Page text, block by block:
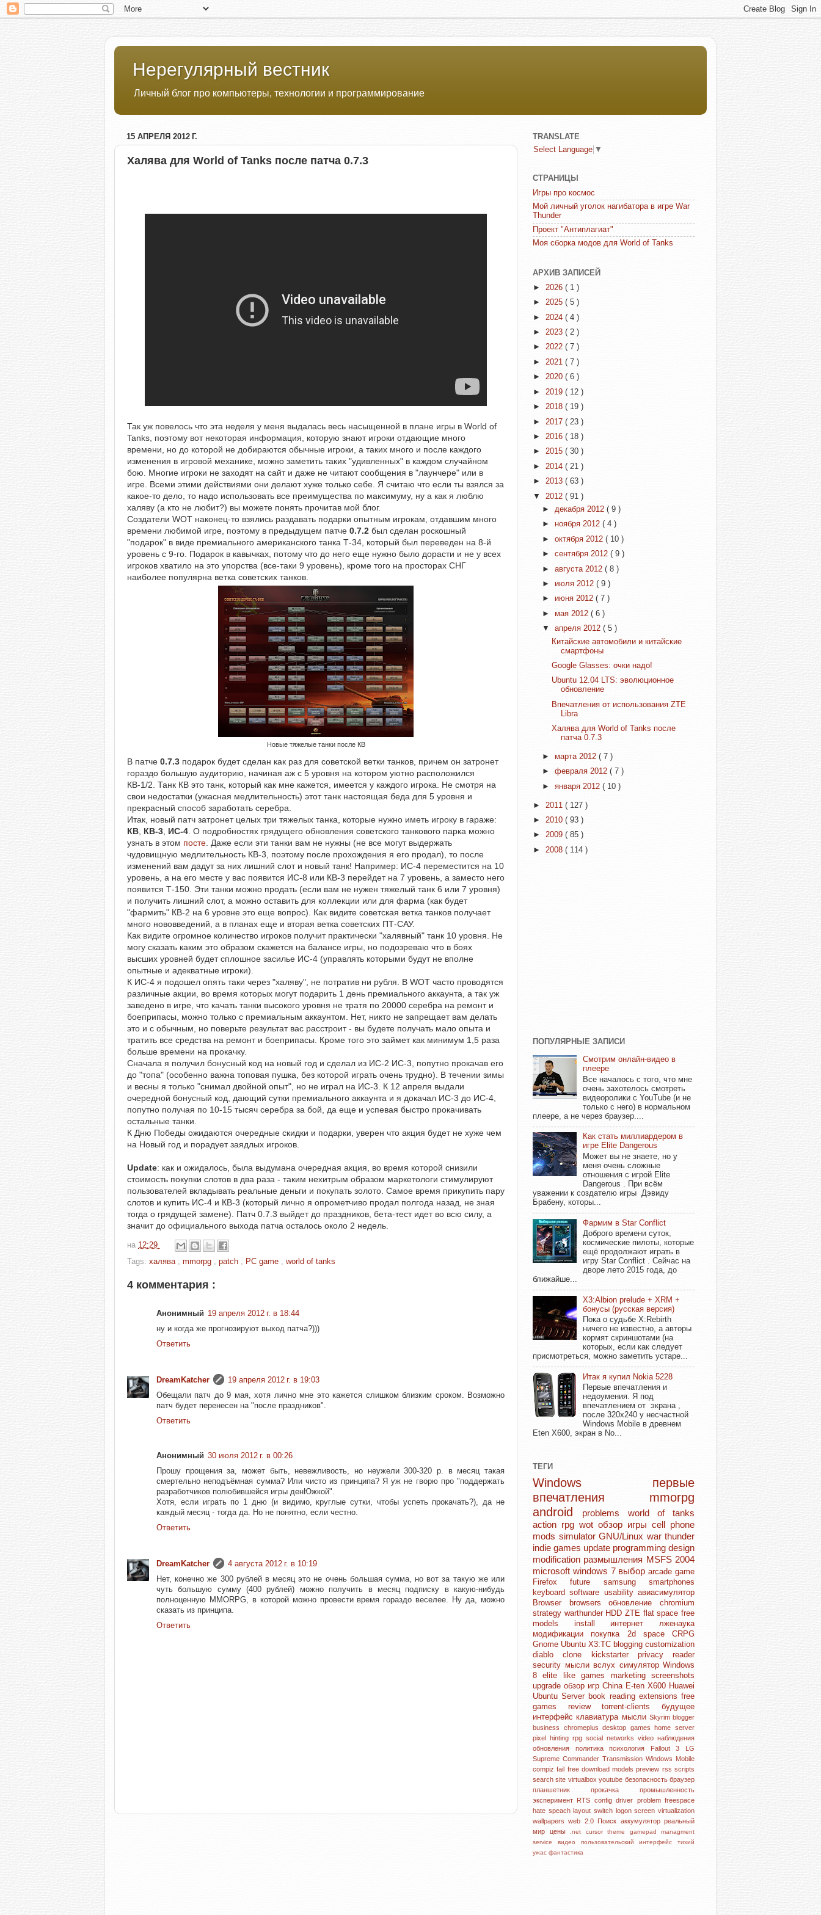
Нерегулярный вестник
Личный блог про компьютеры, технологии и программирование
15 АПРЕЛЯ 2012 Г.
Халява для World of Tanks после патча 0.7.3
Так уж повелось что эта неделя у меня выдалась весь насыщенной в плане игры в World of
Tanks, поэтому вот некоторая информация, которую знают игроки отдающие много
времени, но до которой не добираются обычные игроки, а таких много и после каждого
изменения в игровой механике, можно заметить таких "удивленных" в каждом случайном
бою. Многие игроки не заходят на сайт и даже не читают сообщения в "лаунчере" или в
игре. Всеми этими действиями они делают хуже только себе. Я считаю что если ты взялся за
какое-то дело, то надо использовать все преимущества по максимуму, ну а как я люблю
халяву (а кто не любит?) вы можете понять прочитав мой блог.
Создатели WOT наконец-то взялись раздавать подарки опытным игрокам, отдавшим много
времени любимой игре, поэтому в предыдущем патче 0.7.2 был сделан роскошный
"подарок" в виде премиального американского танка Т-34, который был переведен на 8-й
уровень с 9-го. Подарок в кавычках, потому что до него еще нужно было дорасти и не у всех
игроков хватило на это упорства (все-таки 9 уровень), кроме того на просторах СНГ
наиболее популярна ветка советских танков.
Новые тяжелые танки после КВ
В патче 0.7.3 подарок будет сделан как раз для советской ветки танков, причем он затронет
гораздо большую аудиторию, начиная аж с 5 уровня на котором уютно расположился
КВ-1/2. Танк КВ это танк, который как мне кажется, имеется у каждого игрока. Не смотря на
свои недостатки (ужасная медлительность) этот танк настоящая беда для 5 уровня и
прекрасный способ заработать серебра.
Итак, новый патч затронет целых три тяжелых танка, которые нужно иметь игроку в гараже:
КВ КВ-3 ИС-4 . О подробностях грядущего обновления советского танкового парка можно
узнать в этом посте . Даже если эти танки вам не нужны (не все могут выдержать
чудовищную медлительность КВ-3, поэтому после прохождения я его продал), то после
изменений вам дадут за них лишний слот и новый танк! Например: ИС-4 переместится на 10
уровень, а на его месте у вас появится ИС-8 или КВ-3 перейдет на 7 уровень, а заместо него
появится Т-150. Эти танки можно продать (если вам не нужен тяжелый танк 6 или 7 уровня)
и получить лишний слот, а можно оставить для коллекции или для фарма (как будет
"фармить" КВ-2 на 6 уровне это еще вопрос). Как видите советская ветка танков получает
много нововведений, а в планах еще и вторая ветка советских ПТ-САУ.
Как видите огромное количество игроков получит практически "халявный" танк 10 уровня. Не
могу сказать каким это образом скажется на балансе игры, но подозреваю что в боях
высших уровней будет сплошное засилье ИС-4 (управлять которыми будут не вполне
опытные и адекватные игроки).
К ИС-4 я подошел опять таки через "халяву", не потратив ни рубля. В WOT часто проводятся
различные акции, во время которых могут подарить 1 день премиального аккаунта, а так уж
заведено в игре, что качать танки высокого уровня не тратя по 20000 серебра на ремонт и
боеприпасы, можно только с премиальным аккаунтом. Нет, никто не запрещает вам делать
это и с обычным, но поверьте результат вас расстроит - вы будете получать мало опыта и
тратить все средства на ремонт и боеприпасы. Кроме того это займет как минимум 1,5 раза
больше времени на прокачку.
Сначала я получил бонусный код на новый год и сделал из ИС-2 ИС-3, попутно прокачав его
до "топа" (особенно важна топовая пушка, без которой играть очень трудно). В течении зимы
и весны я только "снимал двойной опыт", но не играл на ИС-3. К 12 апреля выдали
очередной бонусный код, дающий сутки премиального аккаунта и я докачал ИС-3 до ИС-4,
попутно получая по 10-15 тысяч серебра за бой, да еще и успевая быстро прокачивать
остальные танки.
К Дню Победы ожидаются очередные скидки и подарки, уверен что акция будет не хуже чем
на Новый год и порадует заядлых игроков.
Update: как и ожидалось, была выдумана очередная акция, во время которой снизили
стоимость покупки слотов в два раза - таким нехитрым образом маркетологи стимулируют
пользователей вкладывать реальные деньги и покупать золото. Самое время прикупить пару
слотов и купить ИС-4 и КВ-3 (который лично я опрометчиво продал полгода назад, не зная
тогда о грядущей замене). Патч 0.7.3 выйдет до праздников, бета-тест идет во всю силу, а
значит до официального выхода патча осталось около 2 недель.
на 12:29
Tags: халява mmorpg patch PC game world of tanks
4 комментария :
Анонимный 19 апреля 2012 г. в 18:44
ну и когда же прогнозируют выход патча?)))
Ответить
DreamKatcher
19 апреля 2012 г. в 19:03
Обещали патч до 9 мая, хотя лично мне это кажется слишком близким сроком. Возможно
патч будет перенесен на "после праздников".
Ответить
Анонимный 30 июля 2012 г. в 00:26
Прошу прощения за, может быть, невежливость, но неужели 300-320 р. в месяц такая
смертельно неподъёмная сумма? Или чисто из принципа? Я уж не гворю про "поддержать
разработчиков полюбившейся игры денЮжкой".
Хотя, если играть по 1 дню (и видимо, круглые сутки, чтобы успеть прокачать?), да не
каждый месяц - тогда да. Но не понятно, если честно.
Ответить
DreamKatcher
4 августа 2012 г. в 10:19
Нет, конечно же 300 рублей в месяц это не очень большая сумма, но вот за такую же или
чуть большую сумму (400 рублей) можно получить в месяц подписку в какую-нибудь
полноценную MMORPG, в которой можно провести время гораздо веселее. Ну да, можно
сказать из принципа.
Ответить
TRANSLATE
Select Language ▼
СТРАНИЦЫ
Игры про космос
Мой личный уголок нагибатора в игре War
Thunder
Проект "Антиплагиат"
Моя сборка модов для World of Tanks
АРХИВ ЗАПИСЕЙ
► 2026 ( 1 )
► 2025 ( 5 )
► 2024 ( 4 )
► 2023 ( 2 )
► 2022 ( 7 )
► 2021 ( 7 )
► 2020 ( 6 )
► 2019 ( 12 )
► 2018 ( 19 )
► 2017 ( 23 )
► 2016 ( 18 )
► 2015 ( 30 )
► 2014 ( 21 )
► 2013 ( 63 )
▼ 2012 ( 91 )
►декабря 2012( 9 )
►ноября 2012( 4 )
►октября 2012( 10 )
►сентября 2012( 9 )
►августа 2012( 8 )
►июля 2012( 9 )
►июня 2012( 7 )
►мая 2012( 6 )
▼апреля 2012( 5 )
Китайские автомобили и китайские
смартфоны
Google Glasses: очки надо!
Ubuntu 12.04 LTS: эволюционное
обновление
Впечатления от использования ZTE
Libra
Халява для World of Tanks после
патча 0.7.3
►марта 2012( 7 )
►февраля 2012( 7 )
►января 2012( 10 )
► 2011 ( 127 )
► 2010 ( 93 )
► 2009 ( 85 )
► 2008 ( 114 )
ПОПУЛЯРНЫЕ ЗАПИСИ
Смотрим онлайн-видео в
плеере
Все началось с того, что мне
очень захотелось смотреть
видеоролики с YouTube (и не
только с него) в нормальном
плеере, а не через браузер....
Как стать миллиардером в
игре Elite Dangerous
Может вы не знаете, но у
меня очень сложные
отношения с игрой Elite
Dangerous . При всём
уважении к создателю игры Дэвиду
Брабену, которы...
Фармим в Star Conflict
Доброго времени суток,
космические пилоты, которые
ещё продолжают играть в
игру Star Conflict . Сейчас на
дворе лето 2015 года, до
ближайше...
X3:Albion prelude + XRM +
бонусы (русская версия)
Пока о судьбе X:Rebirth
ничего не известно, а авторы
кормят скриншотами (на
которых, если как следует
присмотреться, можно заметить устаре...
Итак я купил Nokia 5228
Первые впечатления и
недоумения. Я под
впечатлением от экрана ,
после 320х240 у несчастной
Windows Mobile в древнем
Eten X600, экран в No...
ТЕГИ
Windows первые
впечатления mmorpg
android
problems world of tanks
action rpg wot обзор игры cell phone
mods simulator GNU/Linux war thunder
indie games update programming design
modification размышления MSFS 2004
microsoft windows 7 выборarcade game
Firefoxfuture samsungsmartphones
keyboardsoftware usabilityавиасимулятор
Browser
browsersобновлениеchromium
strategy warthunder HDDZTE flat spacefree
models installинтернет лженаука
модификациипокупка 2d space CRPG
Gnome Ubuntu X3:TC blogging customization
diablo clone
kickstarter privacy reader
security мысли вслух симулятор Windows
8elite like games marketingscreenshots
upgrade обзор игр China E-ten X600 Huawei
Ubuntu Server book reading extensionsfree
games reviewtorrent-clientsбудущее
интерфейсклавиатура мысли Skyrim blogger
business chromeplusdesktop gameshome server
pixel hinting rpg social networks video наблюдения
обновления политикапсихология Fallout 3 LG
Supreme Commander Transmission Windows Mobile
compizfail free downloadmodelspreview rssscripts
searchsite virtualboxyoutube безопасностьбраузер
планшетник прокачка промышленность
эксперимент RTS configdriver problemfreespace
hate speachlayout switch logon screenvirtualization
wallpapersweb 2.0Поиск аккумуляторреальный
мир цены .net cursor theme gamepad managment
service видео пользовательский интерфейс тихий
ужас фантастика